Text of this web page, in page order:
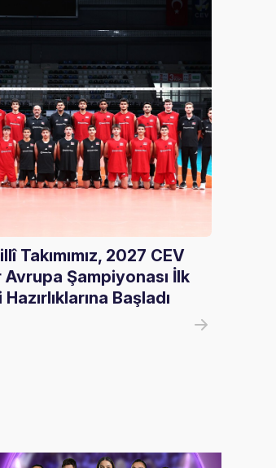
Takımımız, 2027 CEV
Şampiyonası İlk
Başladı